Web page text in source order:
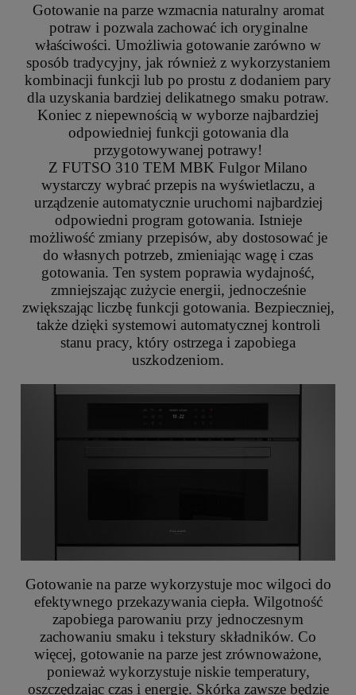
Gotowanie na parze wzmacnia naturalny aromat
potraw i pozwala zachować ich oryginalne
właściwości. Umożliwia gotowanie zarówno w
sposób tradycyjny, jak również z wykorzystaniem
kombinacji funkcji lub po prostu z dodaniem pary
dla uzyskania bardziej delikatnego smaku potraw.
Koniec z niepewnością w wyborze najbardziej
odpowiedniej funkcji gotowania dla
przygotowywanej potrawy!
Z FUTSO 310 TEM MBK Fulgor Milano
wystarczy wybrać przepis na wyświetlaczu, a
urządzenie automatycznie uruchomi najbardziej
odpowiedni program gotowania. Istnieje
możliwość zmiany przepisów, aby dostosować je
do własnych potrzeb, zmieniając wagę i czas
gotowania. Ten system poprawia wydajność,
zmniejszając zużycie energii, jednocześnie
zwiększając liczbę funkcji gotowania. Bezpieczniej,
także dzięki systemowi automatycznej kontroli
stanu pracy, który ostrzega i zapobiega
uszkodzeniom.
Gotowanie na parze wykorzystuje moc wilgoci do
efektywnego przekazywania ciepła. Wilgotność
zapobiega parowaniu przy jednoczesnym
zachowaniu smaku i tekstury składników. Co
więcej, gotowanie na parze jest zrównoważone,
ponieważ wykorzystuje niskie temperatury,
oszczędzając czas i energię. Skórka zawsze będzie